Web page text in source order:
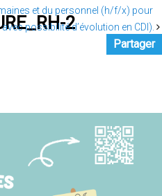
et du personnel (h/f/x) pour
possibilité d’évolution en CDI).
2
Partager